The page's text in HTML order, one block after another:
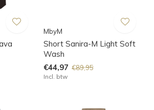
MbyM
Short Sanira-M Light Soft
Wash
€44,97 €89,95
Incl. btw